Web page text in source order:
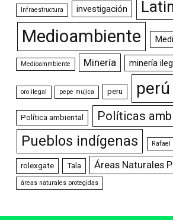
Infraestructura investigación
Medioambiente
Medioammbiente Minería minería
oro ilegal pepe mujica peru perú
Política ambiental Políticas
Pueblos indígenas Rafael
rolexgate Tala Áreas Naturales
áreas naturales protegidas